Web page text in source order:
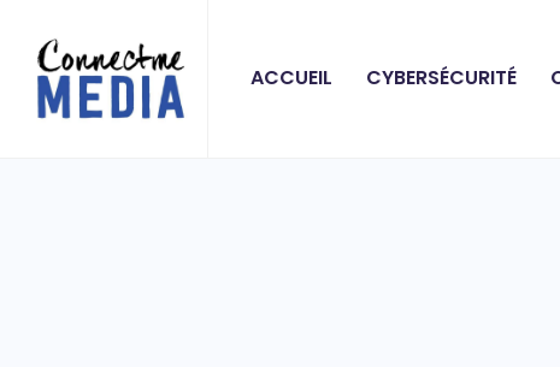
ACCUEIL CYBERSÉCURITÉ